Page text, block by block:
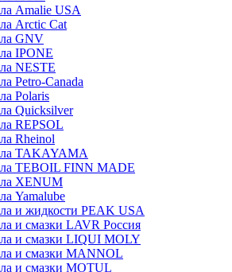
Amalie USA
Arctic Cat
GNV
IPONE
NESTE
Petro-Canada
Polaris
Quicksilver
REPSOL
Rheinol
TAKAYAMA
TEBOIL FINN MADE
XENUM
Yamalube
и жидкости PEAK USA
и смазки LAVR Россия
и смазки LIQUI MOLY
и смазки MANNOL
и смазки MOTUL